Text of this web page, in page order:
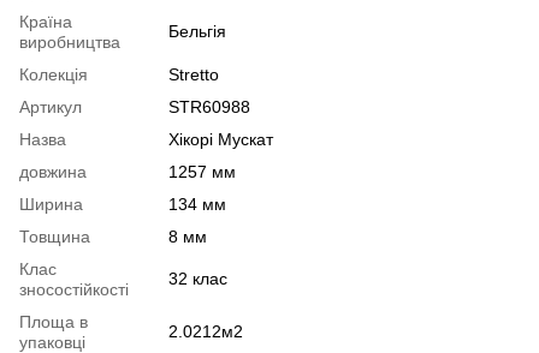
Країна
виробництва
Бельгія
Колекція
Stretto
Артикул
STR60988
Назва
Хікорі Мускат
довжина
1257 мм
Ширина
134 мм
Товщина
8 мм
Клас
зносостійкості
32 клас
Площа в
упаковці
2.0212м2